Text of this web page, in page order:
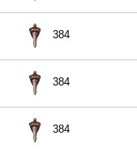
384
384
384